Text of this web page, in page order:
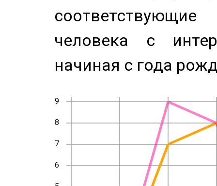
человека с
начиная с года